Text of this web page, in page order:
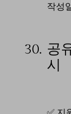
작성
30. 공
시